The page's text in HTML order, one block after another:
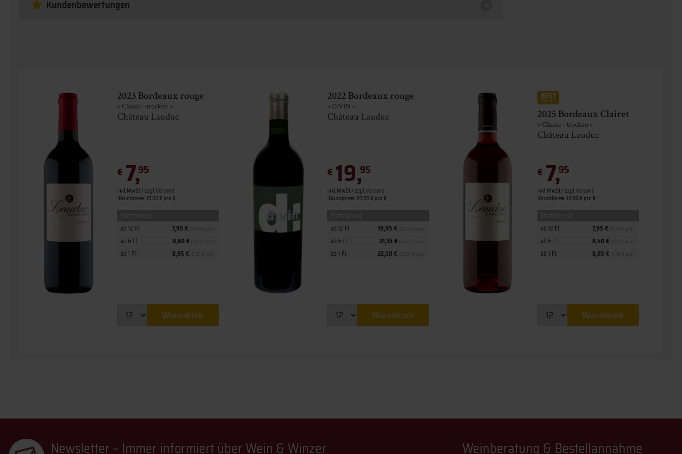
Kundenbewertungen
2023 Bordeaux rouge
» Classic - trocken «
Château Lauduc
€ 7,95
inkl. MwSt. / zzgl.Versand
(Grundpreis: 10,60 € pro l)
ab 1 Fl. 8,95 €
ab 6 Fl. 8,60 €
ab 12 Fl. 7,95 €
Warenkorb
2022 Bordeaux rouge
» D:VIN «
Château Lauduc
€ 19,95
inkl. MwSt. / zzgl.Versand
(Grundpreis: 26,60 € pro l)
ab 1 Fl. 22,50 €
ab 6 Fl. 21,35 €
ab 12 Fl. 19,95 €
Warenkorb
2025 Bordeaux Clairet
» Classic - trocken «
Château Lauduc
€ 7,95
inkl. MwSt. / zzgl.Versand
(Grundpreis: 10,60 € pro l)
ab 1 Fl. 8,85 €
ab 6 Fl. 8,40 €
ab 12 Fl. 7,95 €
Warenkorb
Newsletter – Immer informiert über Wein & Winzer Weinberatung & Bestellannahme